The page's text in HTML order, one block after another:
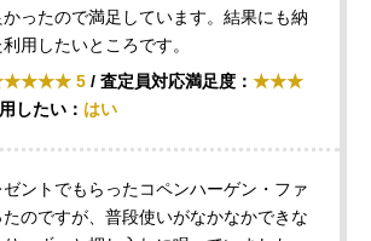
ったので満足しています。結果にも納
用したいところです。
5 / 査定員対応満足度： ★★★
したい： はい
ントでもらったコペンハーゲン・ファ
のですが、普段使いがなかなかできな